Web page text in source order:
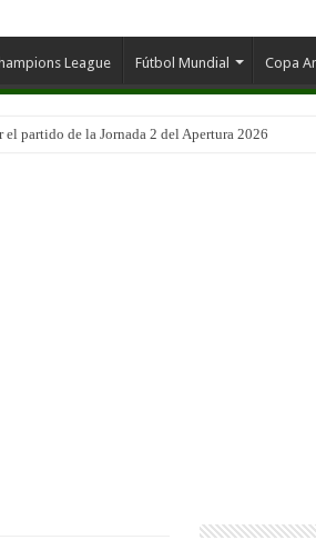
League Fútbol Mundial Copa
partido de la Jornada 2 del Apertura 2026